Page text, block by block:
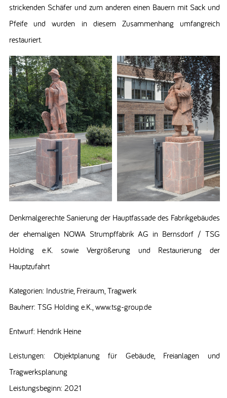
strickenden Schäfer und zum anderen einen Bauern mit Sack und
Pfeife und wurden in diesem Zusammenhang umfangreich
restauriert.
Denkmalgerechte Sanierung der Hauptfassade des Fabrikgebäudes
der ehemaligen NOWA Strumpffabrik AG in Bernsdorf / TSG
Holding e.K. sowie Vergrößerung und Restaurierung der
Hauptzufahrt
Kategorien: Industrie, Freiraum, Tragwerk
Bauherr: TSG Holding e.K., www.tsg-group.de
Entwurf: Hendrik Heine
Leistungen: Objektplanung für Gebäude, Freianlagen und
Tragwerksplanung
Leistungsbeginn: 2021